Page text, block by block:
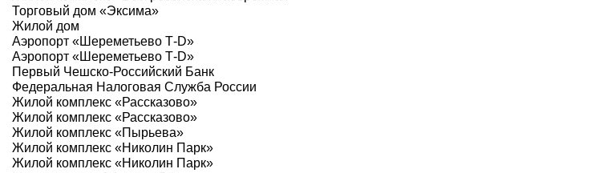
Торговый дом «Эксима»
Жилой дом
Аэропорт «Шереметьево Т-D»
Аэропорт «Шереметьево Т-D»
Первый Чешско-Российский Банк
Федеральная Налоговая Служба России
Жилой комплекс «Рассказово»
Жилой комплекс «Рассказово»
Жилой комплекс «Пырьева»
Жилой комплекс «Николин Парк»
Жилой комплекс «Николин Парк»